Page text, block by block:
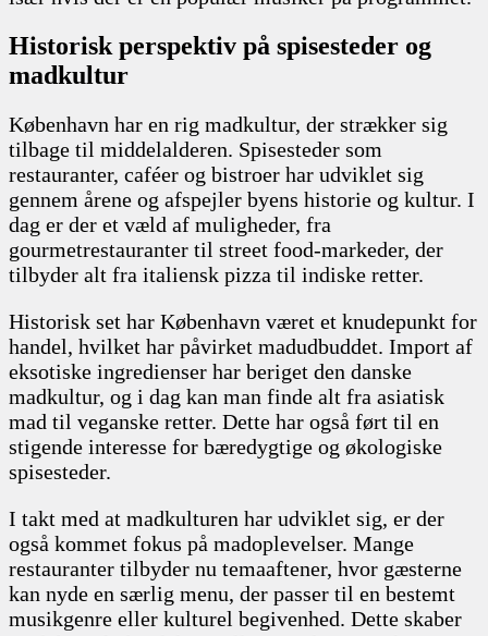
Historisk perspektiv på spisesteder og
madkultur
København har en rig madkultur, der strækker sig
tilbage til middelalderen. Spisesteder som
restauranter, caféer og bistroer har udviklet sig
gennem årene og afspejler byens historie og kultur. I
dag er der et væld af muligheder, fra
gourmetrestauranter til street food-markeder, der
tilbyder alt fra italiensk pizza til indiske retter.
Historisk set har København været et knudepunkt for
handel, hvilket har påvirket madudbuddet. Import af
eksotiske ingredienser har beriget den danske
madkultur, og i dag kan man finde alt fra asiatisk
mad til veganske retter. Dette har også ført til en
stigende interesse for bæredygtige og økologiske
spisesteder.
I takt med at madkulturen har udviklet sig, er der
også kommet fokus på madoplevelser. Mange
restauranter tilbyder nu temaaftener, hvor gæsterne
kan nyde en særlig menu, der passer til en bestemt
musikgenre eller kulturel begivenhed. Dette skaber